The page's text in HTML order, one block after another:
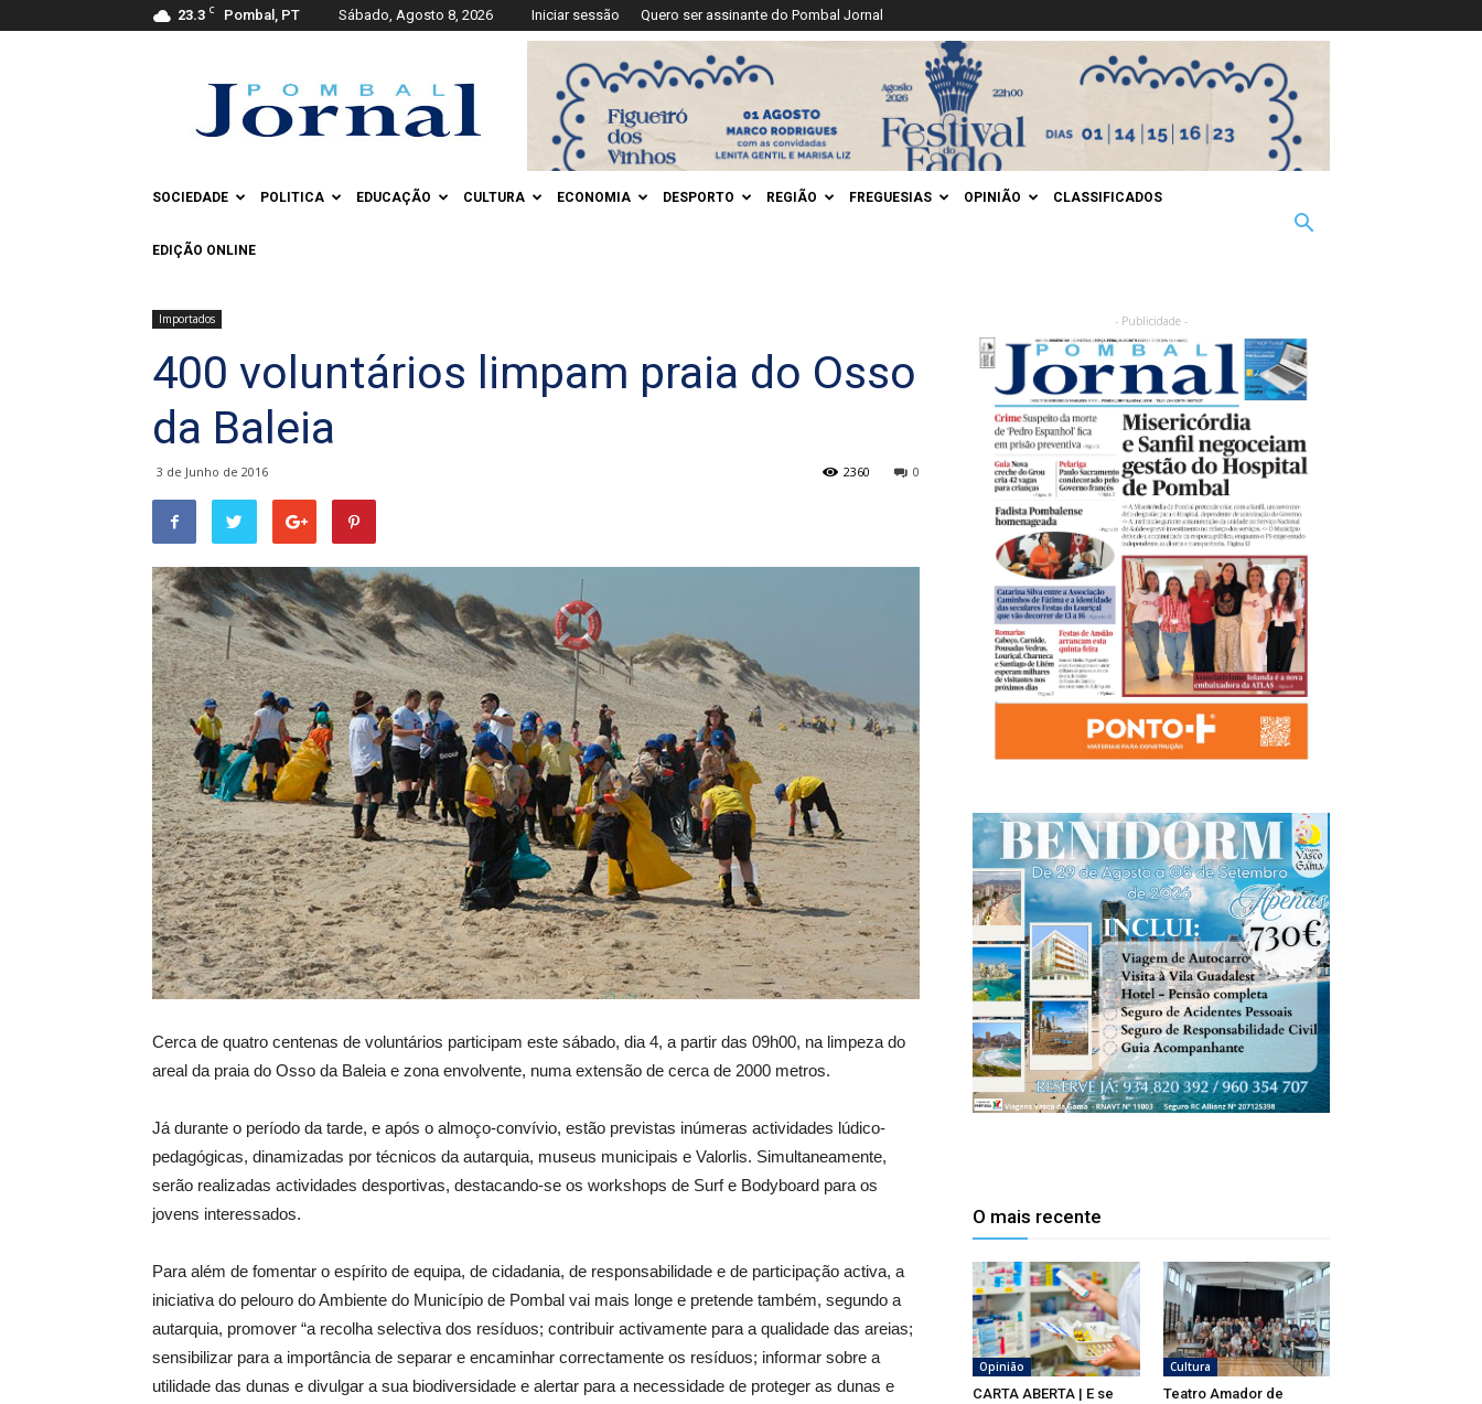
23.3 C Pombal, PT Sábado, Agosto 8, 2026 Iniciar sessão Quero ser assinante do Pombal Jornal
Jornal
SOCIEDADE POLITICA EDUCAÇÃO CULTURA ECONOMIA DESPORTO REGIÃO FREGUESIAS OPINIÃO CLASSIFICADOS
EDIÇÃO ONLINE
Importados
400 voluntários limpam praia do Osso
da Baleia
3 de Junho de 2016 0
2360
Cerca de quatro centenas de voluntários participam este sábado, dia 4, a partir das 09h00, na limpeza do
areal da praia do Osso da Baleia e zona envolvente, numa extensão de cerca de 2000 metros.
Já durante o período da tarde, e após o almoço-convívio, estão previstas inúmeras actividades lúdico-
pedagógicas, dinamizadas por técnicos da autarquia, museus municipais e Valorlis. Simultaneamente,
serão realizadas actividades desportivas, destacando-se os workshops de Surf e Bodyboard para os
jovens interessados.
Para além de fomentar o espírito de equipa, de cidadania, de responsabilidade e de participação activa, a
iniciativa do pelouro do Ambiente do Município de Pombal vai mais longe e pretende também, segundo a
autarquia, promover “a recolha selectiva dos resíduos; contribuir activamente para a qualidade das areias;
sensibilizar para a importância de separar e encaminhar correctamente os resíduos; informar sobre a
utilidade das dunas e divulgar a sua biodiversidade e alertar para a necessidade de proteger as dunas e
- Publicidade -
O mais recente
Opinião
CARTA ABERTA | E se
Cultura
Teatro Amador de